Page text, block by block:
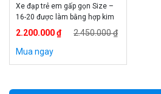
Xe đạp trẻ em gấp gọn Size –
16-20 được làm bằng hợp kim
vô cùng chắc chắn, yên mềm,
phanh đĩa an toàn và có độ
chính xác cao. Xe có thể nâng
2.200.000 ₫
2.450.000 ₫
Mua ngay